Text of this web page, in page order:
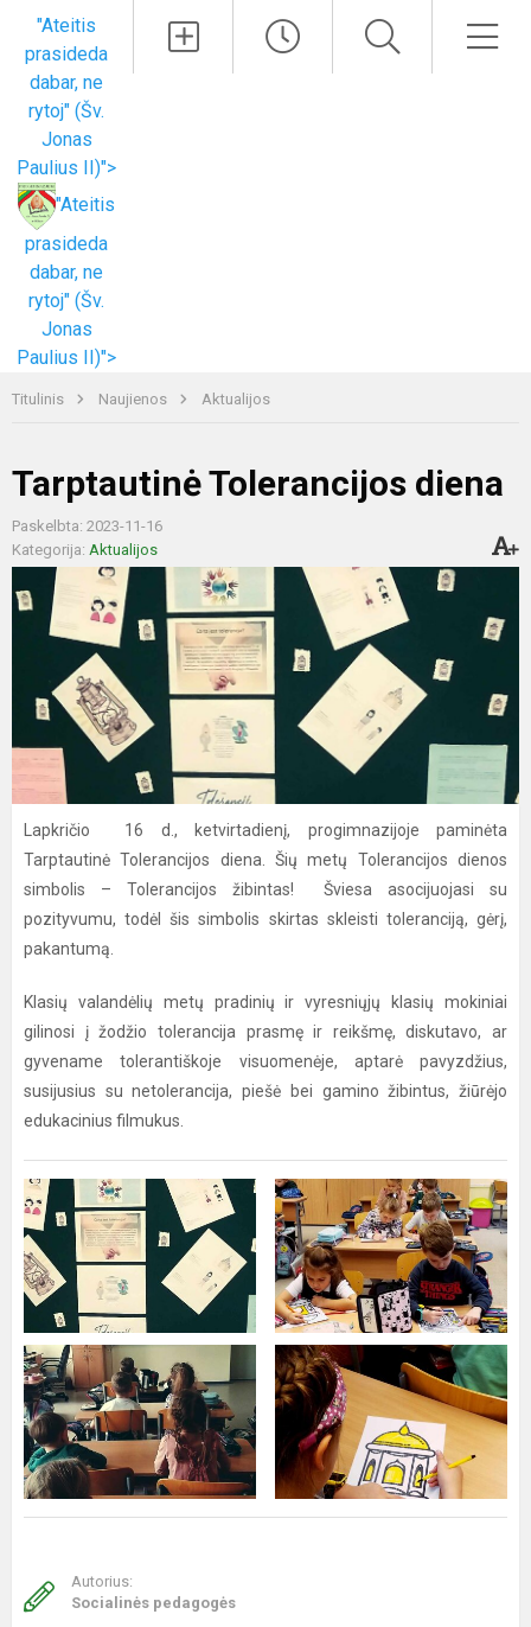
"Ateitis
prasideda
dabar, ne
rytoj" (Šv.
Jonas
Paulius II)">
"Ateitis
prasideda
dabar, ne
rytoj" (Šv.
Jonas
Paulius II)">
Titulinis Naujienos Aktualijos
Tarptautinė Tolerancijos diena
Paskelbta: 2023-11-16
Kategorija: Aktualijos
Lapkričio 16 d., ketvirtadienį, progimnazijoje paminėta
Tarptautinė Tolerancijos diena. Šių metų Tolerancijos dienos
simbolis – Tolerancijos žibintas! Šviesa asocijuojasi su
pozityvumu, todėl šis simbolis skirtas skleisti toleranciją, gėrį,
pakantumą.
Klasių valandėlių metų pradinių ir vyresniųjų klasių mokiniai
gilinosi į žodžio tolerancija prasmę ir reikšmę, diskutavo, ar
gyvename tolerantiškoje visuomenėje, aptarė pavyzdžius,
susijusius su netolerancija, piešė bei gamino žibintus, žiūrėjo
edukacinius filmukus.
Autorius:
Socialinės pedagogės